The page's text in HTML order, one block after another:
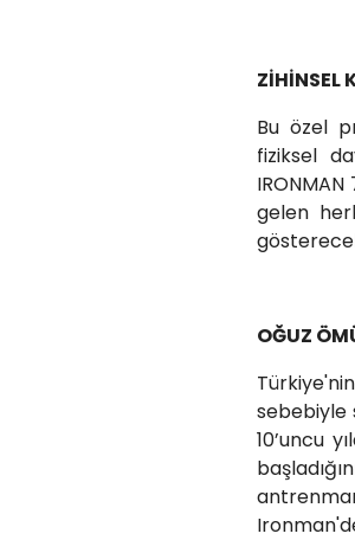
ZİHİNSEL
Bu özel
fiziksel
gelen
OĞUZ
sebebiyle
10’uncu